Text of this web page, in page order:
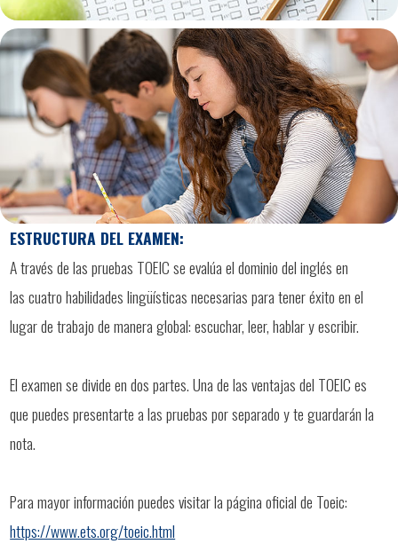
ESTRUCTURA DEL EXAMEN:
A través de las pruebas TOEIC se evalúa el dominio del inglés en
las cuatro habilidades lingüísticas necesarias para tener éxito en el
lugar de trabajo de manera global: escuchar, leer, hablar y escribir.
El examen se divide en dos partes. Una de las ventajas del TOEIC es
que puedes presentarte a las pruebas por separado y te guardarán la
nota.
Para mayor información puedes visitar la página oficial de Toeic:
https://www.ets.org/toeic.html